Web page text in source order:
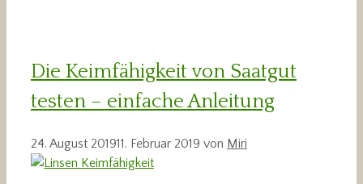
Die Keimfähigkeit von Saatgut
testen – einfache Anleitung
24. August 201911. Februar 2019 von Miri